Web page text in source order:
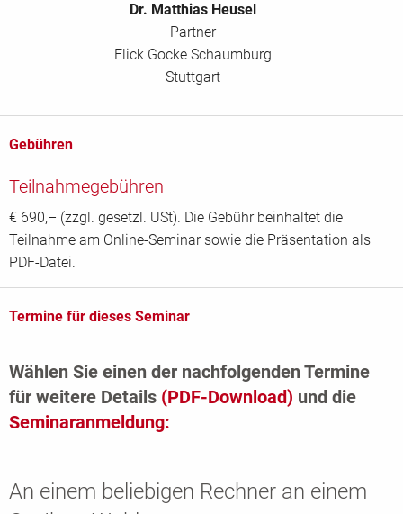
Dr. Matthias Heusel
Partner
Flick Gocke Schaumburg
Stuttgart
Gebühren
Teilnahmegebühren
€ 690,– (zzgl. gesetzl. USt). Die Gebühr beinhaltet die
Teilnahme am Online-Seminar sowie die Präsentation als
PDF-Datei.
Termine für dieses Seminar
Wählen Sie einen der nachfolgenden Termine
für weitere Details (PDF-Download) und die
Seminaranmeldung:
An einem beliebigen Rechner an einem